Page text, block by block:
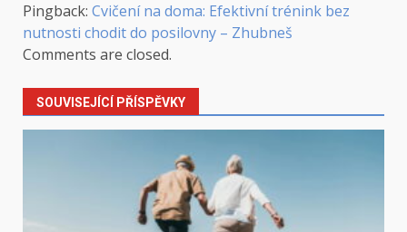
Pingback: Cvičení na doma: Efektivní trénink bez
nutnosti chodit do posilovny – Zhubneš
Comments are closed.
SOUVISEJÍCÍ PŘÍSPĚVKY